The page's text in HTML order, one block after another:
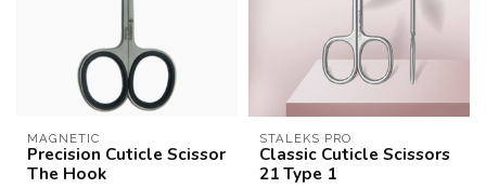
MAGNETIC
Precision Cuticle Scissor
The Hook
STALEKS PRO
Classic Cuticle Scissors
21 Type 1